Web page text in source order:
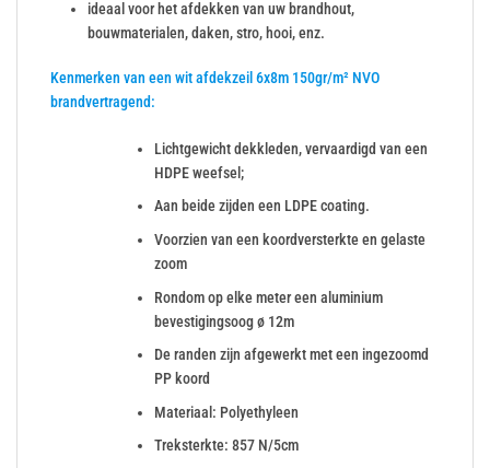
ideaal voor het afdekken van uw brandhout,
bouwmaterialen, daken, stro, hooi, enz.
Kenmerken van een wit afdekzeil 6x8m 150gr/m² NVO
brandvertragend:
Lichtgewicht dekkleden, vervaardigd van een
HDPE weefsel;
Aan beide zijden een LDPE coating.
Voorzien van een koordversterkte en gelaste
zoom
Rondom op elke meter een aluminium
bevestigingsoog ø 12m
De randen zijn afgewerkt met een ingezoomd
PP koord
Materiaal: Polyethyleen
Treksterkte: 857 N/5cm